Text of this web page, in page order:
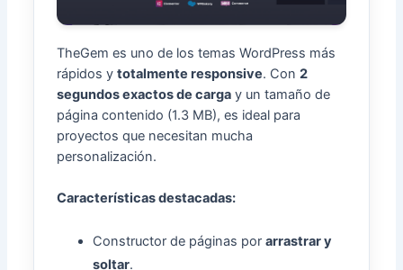
TheGem es uno de los temas WordPress más
rápidos ytotalmente responsive. Con2
segundos exactos de carga y un tamaño de
página contenido (1.3 MB), es ideal para
proyectos que necesitan mucha
personalización.
Características destacadas:
Constructor de páginas porarrastrar y
soltar.